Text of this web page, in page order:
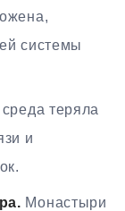
системы
теряла
и
Монастыри